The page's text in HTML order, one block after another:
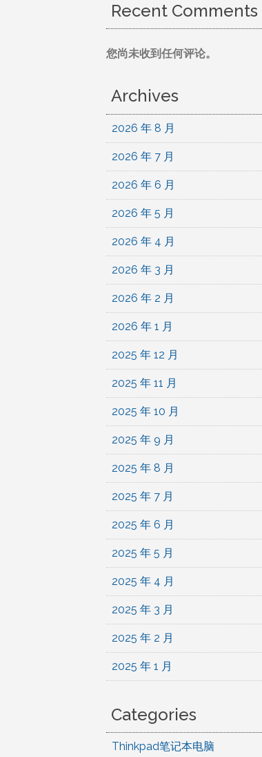
Recent Comments
您尚未收到任何评论。
Archives
2026 年 8 月
2026 年 7 月
2026 年 6 月
2026 年 5 月
2026 年 4 月
2026 年 3 月
2026 年 2 月
2026 年 1 月
2025 年 12 月
2025 年 11 月
2025 年 10 月
2025 年 9 月
2025 年 8 月
2025 年 7 月
2025 年 6 月
2025 年 5 月
2025 年 4 月
2025 年 3 月
2025 年 2 月
2025 年 1 月
Categories
Thinkpad笔记本电脑